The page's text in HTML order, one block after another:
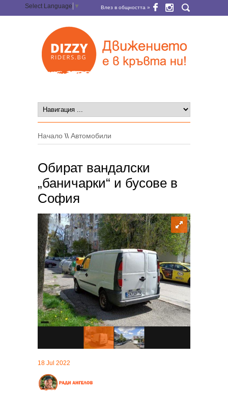
Select Language ▼ Влез в общността »
Начало \\ Автомобили
Обират вандалски
„баничарки“ и бусове в
София
18 Jul 2022